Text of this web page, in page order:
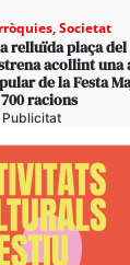
,Societat
relluïda plaça
acollint una
de la Festa
racions
Publicitat